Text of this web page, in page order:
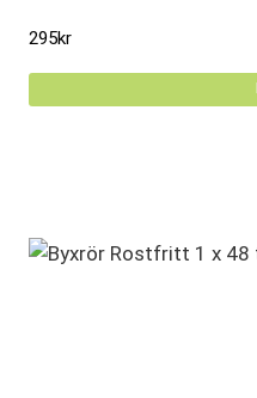
295kr